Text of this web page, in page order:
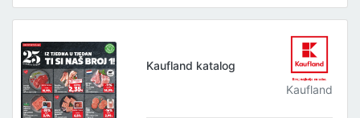
Kaufland katalog
Kaufland